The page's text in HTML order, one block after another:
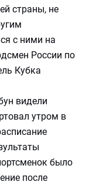
страны, не
с ними на
России по
Кубка
видели
утром в
было
после